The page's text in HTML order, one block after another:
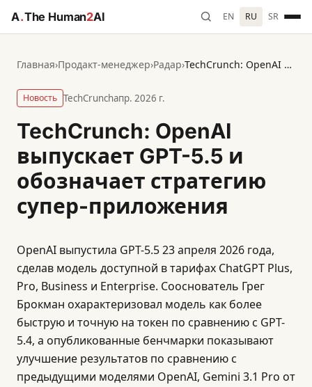
A.The Human2AI EN RU SR
Главная›Продакт-менеджер›Радар› TechCrunch: OpenAI выпускает GPT-5.5 и обозначает стратегию супер-приложения
Новость TechCrunchапр. 2026 г.
TechCrunch: OpenAI
выпускает GPT-5.5 и
обозначает стратегию
супер-приложения
OpenAI выпустила GPT-5.5 23 апреля 2026 года,
сделав модель доступной в тарифах ChatGPT Plus,
Pro, Business и Enterprise. Сооснователь Грег
Брокман охарактеризовал модель как более
быструю и точную на токен по сравнению с GPT-
5.4, а опубликованные бенчмарки показывают
улучшение результатов по сравнению с
предыдущими моделями OpenAI, Gemini 3.1 Pro от